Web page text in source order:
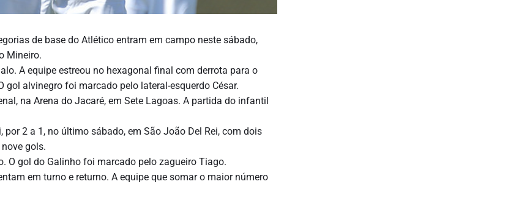
de base do Atlético entram em campo neste sábado,
Mineiro.
A equipe estreou no hexagonal final com derrota para o
alvinegro foi marcado pelo lateral-esquerdo César.
na Arena do Jacaré, em Sete Lagoas. A partida do infantil
2 a 1, no último sábado, em São João Del Rei, com dois
gols.
O gol do Galinho foi marcado pelo zagueiro Tiago.
em turno e returno. A equipe que somar o maior número